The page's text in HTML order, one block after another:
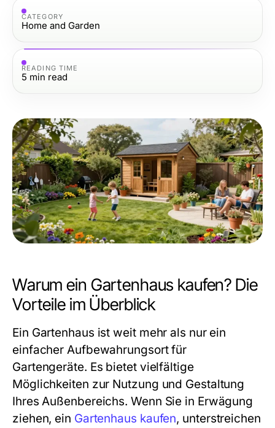
CATEGORY
Home and Garden
READING TIME
5 min read
Warum ein Gartenhaus kaufen? Die
Vorteile im Überblick
Ein Gartenhaus ist weit mehr als nur ein
einfacher Aufbewahrungsort für
Gartengeräte. Es bietet vielfältige
Möglichkeiten zur Nutzung und Gestaltung
Ihres Außenbereichs. Wenn Sie in Erwägung
ziehen, ein Gartenhaus kaufen, unterstreichen